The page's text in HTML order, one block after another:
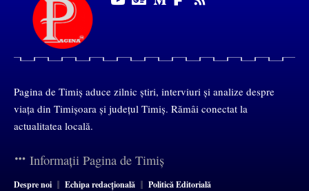
Pagina de Timiș aduce zilnic știri, interviuri și analize despre
viața din Timișoara și județul Timiș. Rămâi conectat la
actualitatea locală.
Informații Pagina de Timiș
Despre noi Echipa redacțională Politică Editorială